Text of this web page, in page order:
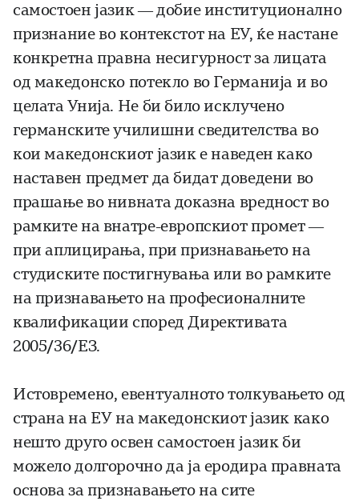
самостоен јазик — добие институционално
признание во контекстот на ЕУ, ќе настане
конкретна правна несигурност за лицата
од македонско потекло во Германија и во
целата Унија. Не би било исклучено
германските училишни сведителства во
кои македонскиот јазик е наведен како
наставен предмет да бидат доведени во
прашање во нивната доказна вредност во
рамките на внатре-европскиот промет —
при аплицирања, при признавањето на
студиските постигнувања или во рамките
на признавањето на професионалните
квалификации според Директивата
2005/36/EЗ.
Истовремено, евентуалното толкувањето од
страна на ЕУ на македонскиот јазик како
нешто друго освен самостоен јазик би
можело долгорочно да ја еродира правната
основа за признавањето на сите